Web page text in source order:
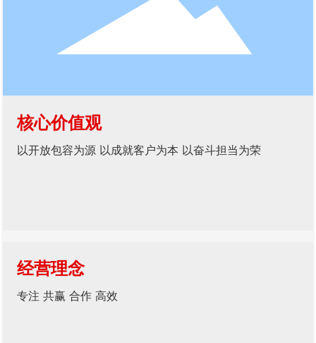
核心价值观
以开放包容为源 以成就客户为本 以奋斗担当为荣
经营理念
专注 共赢 合作 高效